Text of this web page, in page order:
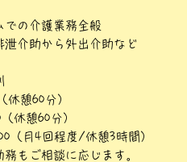
での介護業務全般
泄介助から外出介助など
休憩60分）
休憩60分）
（月4回程度/休憩3時間）
もご相談に応じます。